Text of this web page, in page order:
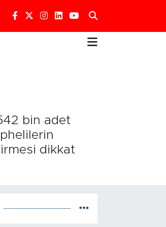
bin adet
dikkat